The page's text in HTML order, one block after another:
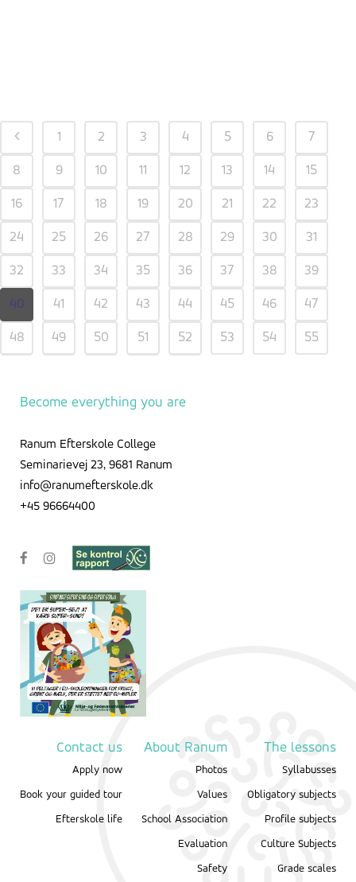
1 2 3 4 5 6 7
8 9 10 11 12 13 14 15
16 17 18 19 20 21 22 23
24 25 26 27 28 29 30 31
32 33 34 35 36 37 38 39
40 41 42 43 44 45 46 47
48 49 50 51 52 53 54 55
Become everything you are
Ranum Efterskole College
Seminarievej 23, 9681 Ranum
info@ranumefterskole.dk
+45 96664400
Contact us
Apply now
Book your guided tour
Efterskole life
About Ranum
Photos
Values
School Association
Evaluation
Safety
The lessons
Syllabusses
Obligatory subjects
Profile subjects
Culture Subjects
Grade scales